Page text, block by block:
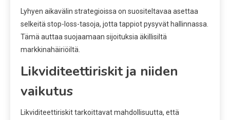
Lyhyen aikavälin strategioissa on suositeltavaa asettaa
selkeitä stop-loss-tasoja, jotta tappiot pysyvät hallinnassa.
Tämä auttaa suojaamaan sijoituksia äkillisiltä
markkinahäiriöiltä.
Likviditeettiriskit ja niiden
vaikutus
Likviditeettiriskit tarkoittavat mahdollisuutta, että